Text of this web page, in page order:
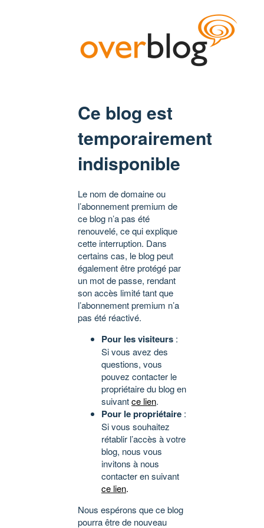
Ce blog est
temporairement
indisponible
Le nom de domaine ou
l’abonnement premium de
ce blog n’a pas été
renouvelé, ce qui explique
cette interruption. Dans
certains cas, le blog peut
également être protégé par
un mot de passe, rendant
son accès limité tant que
l’abonnement premium n’a
pas été réactivé.
Pour les visiteurs :
Si vous avez des
questions, vous
pouvez contacter le
propriétaire du blog en
suivantce lien.
Pour le propriétaire :
Si vous souhaitez
rétablir l’accès à votre
blog, nous vous
invitons à nous
contacter en suivant
ce lien.
Nous espérons que ce blog
pourra être de nouveau